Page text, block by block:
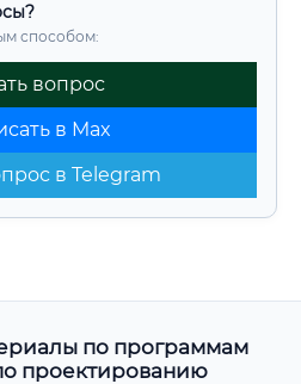
способом:
вопрос
в Max
в Telegram
по программам
проектированию